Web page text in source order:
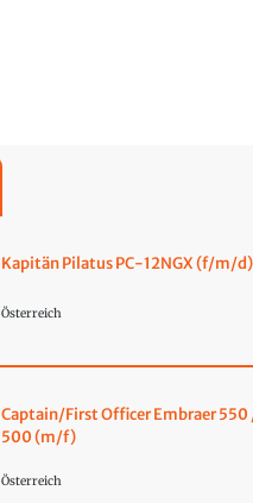
Kapitän Pilatus PC-12NGX (f/m/d)
Österreich
Captain/First Officer Embraer 550
500 (m/f)
Österreich